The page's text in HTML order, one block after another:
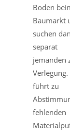
Boden
Baumarkt
suchen
separat
jemanden
Verlegung.
führt zu
fehlenden